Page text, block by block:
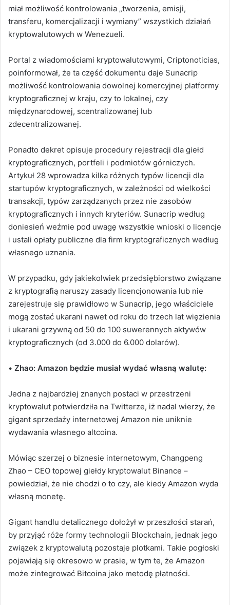
miał możliwość kontrolowania „tworzenia, emisji,
transferu, komercjalizacji i wymiany” wszystkich działań
kryptowalutowych w Wenezueli.
Portal z wiadomościami kryptowalutowymi, Criptonoticias,
poinformował, że ta część dokumentu daje Sunacrip
możliwość kontrolowania dowolnej komercyjnej platformy
kryptograficznej w kraju, czy to lokalnej, czy
międzynarodowej, scentralizowanej lub
zdecentralizowanej.
Ponadto dekret opisuje procedury rejestracji dla giełd
kryptograficznych, portfeli i podmiotów górniczych.
Artykuł 28 wprowadza kilka różnych typów licencji dla
startupów kryptograficznych, w zależności od wielkości
transakcji, typów zarządzanych przez nie zasobów
kryptograficznych i innych kryteriów. Sunacrip według
doniesień weźmie pod uwagę wszystkie wnioski o licencje
i ustali opłaty publiczne dla firm kryptograficznych według
własnego uznania.
W przypadku, gdy jakiekolwiek przedsiębiorstwo związane
z kryptografią naruszy zasady licencjonowania lub nie
zarejestruje się prawidłowo w Sunacrip, jego właściciele
mogą zostać ukarani nawet od roku do trzech lat więzienia
i ukarani grzywną od 50 do 100 suwerennych aktywów
kryptograficznych (od 3.000 do 6.000 dolarów).
• Zhao: Amazon będzie musiał wydać własną walutę:
Jedna z najbardziej znanych postaci w przestrzeni
kryptowalut potwierdziła na Twitterze, iż nadal wierzy, że
gigant sprzedaży internetowej Amazon nie uniknie
wydawania własnego altcoina.
Mówiąc szerzej o biznesie internetowym, Changpeng
Zhao – CEO topowej giełdy kryptowalut Binance –
powiedział, że nie chodzi o to czy, ale kiedy Amazon wyda
własną monetę.
Gigant handlu detalicznego dołożył w przeszłości starań,
by przyjąć róże formy technologii Blockchain, jednak jego
związek z kryptowalutą pozostaje plotkami. Takie pogłoski
pojawiają się okresowo w prasie, w tym te, że Amazon
może zintegrować Bitcoina jako metodę płatności.